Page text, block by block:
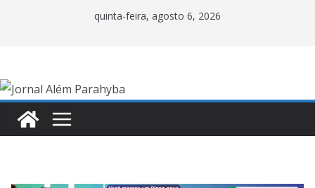
quinta-feira, agosto 6, 2026